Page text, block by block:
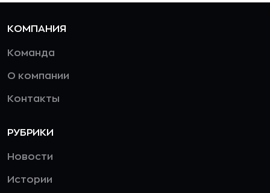
КОМПАНИЯ
Команда
О компании
Контакты
РУБРИКИ
Новости
Истории